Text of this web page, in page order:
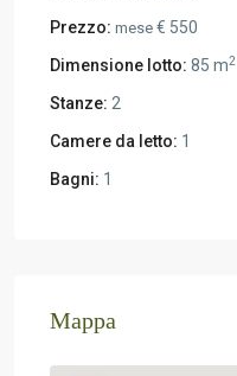
Prezzo: mese € 550
Dimensione lotto: 85 m2
Stanze: 2
Camere da letto: 1
Bagni: 1
Mappa